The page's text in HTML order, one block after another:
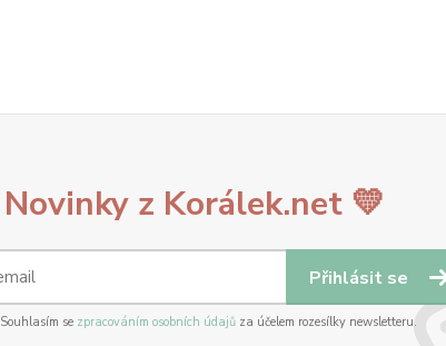
Novinky z Korálek.net 💛
Přihlásit se
Souhlasím se zpracováním osobních údajůza účelem rozesílky newsletteru.